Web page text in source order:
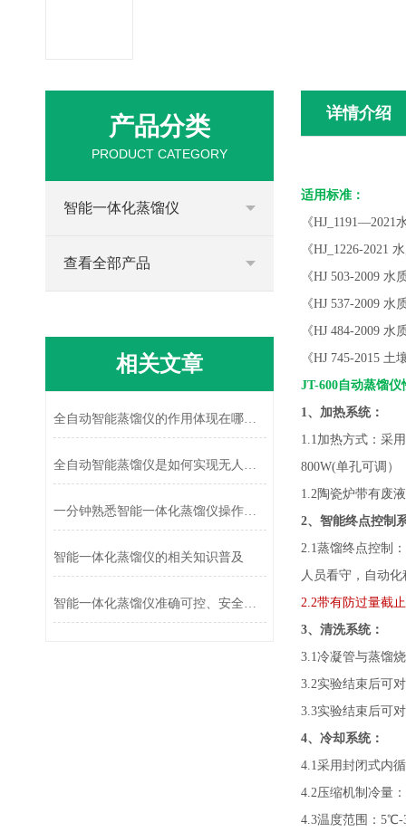
详情介绍
适用标准：
《HJ_1191—2021
《HJ_1226-2021
《HJ 503-2009 水
《HJ 537-2009 水
《HJ 484-2009 水
《HJ 745-2015 土
JT-600自动蒸馏仪
1、 加热系统：
1.1加热方式：采
800W(单孔可调）
1.2陶瓷炉带有废
2、智能终点控制
2.1蒸馏终点控制：
人员看守，自动
2.2带有防过量截
3、清洗系统：
3.1冷凝管与蒸馏
3.2实验结束后可
3.3实验结束后可
4、冷却系统：
4.1采用封闭式内
4.2压缩机制冷量
4.3温度范围：
产品分类
PRODUCT CATEGORY
智能一体化蒸馏仪
查看全部产品
相关文章
全自动智能蒸馏仪的作用体现在哪些方面?
全自动智能蒸馏仪是如何实现无人值守的准确分离的?
一分钟熟悉智能一体化蒸馏仪操作方法
智能一体化蒸馏仪的相关知识普及
智能一体化蒸馏仪准确可控、安全可靠